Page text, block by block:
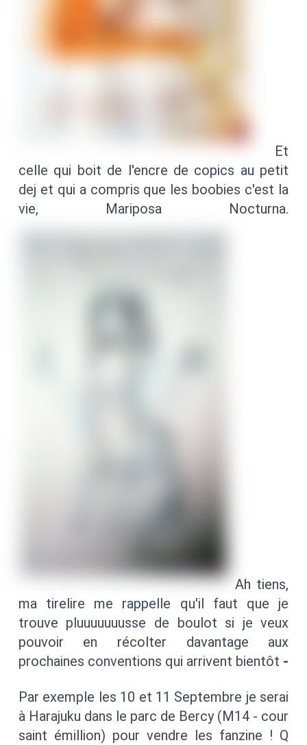
Et
celle qui boit de l'encre de copics au petit
dej et qui a compris que les boobies c'est la
vie, Mariposa Nocturna.
Ah tiens,
ma tirelire me rappelle qu'il faut que je
trouve pluuuuuuusse de boulot si je veux
pouvoir en récolter davantage aux
prochaines conventions qui arrivent bientôt -
Par exemple les 10 et 11 Septembre je serai
à Harajuku dans le parc de Bercy (M14 - cour
saint émillion) pour vendre les fanzine ! Q